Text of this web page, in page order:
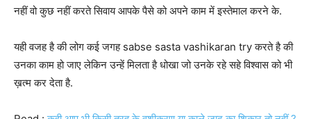
नहीं वो कुछ नहीं करते सिवाय आपके पैसे को अपने काम में इस्तेमाल करने के.
यही वजह है की लोग कई जगह sabse sasta vashikaran try करते है की
उनका काम हो जाए लेकिन उन्हें मिलता है धोखा जो उनके रहे सहे विश्वास को भी
ख़त्म कर देता है.